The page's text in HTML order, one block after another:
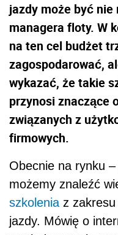
jazdy może być nie
managera floty. W
na ten cel budżet
zagospodarować,
wykazać, że takie
przynosi znaczące
związanych z
firmowych.
Obecnie na rynku
możemy znaleźć
szkolenia z
jazdy. Mówię o